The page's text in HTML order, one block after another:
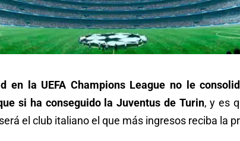
en la UEFA Champions League no le
si ha conseguido la Juventus de Turin, y es
el club italiano el que más ingresos reciba la